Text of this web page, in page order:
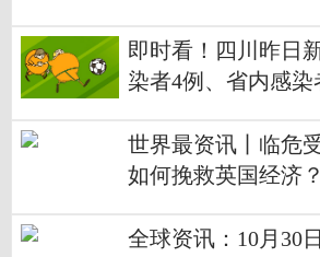
即时看！四川昨日
染者4例、省内感染
世界最资讯丨临危
如何挽救英国经济
全球资讯：10月30